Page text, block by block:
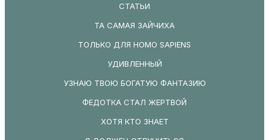
СТАТЬИ
ТА САМАЯ ЗАЙЧИХА
ТОЛЬКО ДЛЯ HOMO SAPIENS
УДИВЛЕННЫЙ
УЗНАЮ ТВОЮ БОГАТУЮ ФАНТАЗИЮ
ФЕДОТКА СТАЛ ЖЕРТВОЙ
ХОТЯ КТО ЗНАЕТ